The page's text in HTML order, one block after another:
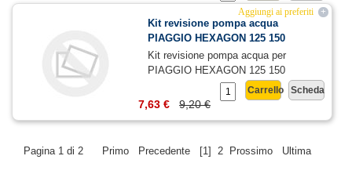
+
Aggiungi ai preferiti
Kit revisione pompa acqua
PIAGGIO HEXAGON 125 150
Kit revisione pompa acqua per
PIAGGIO HEXAGON 125 150
Scheda
Carrello
9,20 €
7,63 €
Pagina 1 di 2 Primo Precedente [1] 2 Prossimo Ultima